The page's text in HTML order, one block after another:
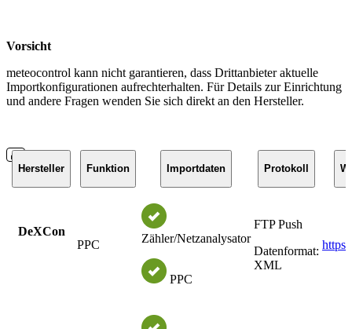
Vorsicht
meteocontrol kann nicht garantieren, dass Drittanbieter aktuelle
Importkonfigurationen aufrechterhalten. Für Details zur Einrichtung
und andere Fragen wenden Sie sich direkt an den Hersteller.
Hersteller Funktion Importdaten Protokoll
DeXCon
PPC
Zähler/Netzanalysator
PPC
FTP Push
Datenformat:
XML